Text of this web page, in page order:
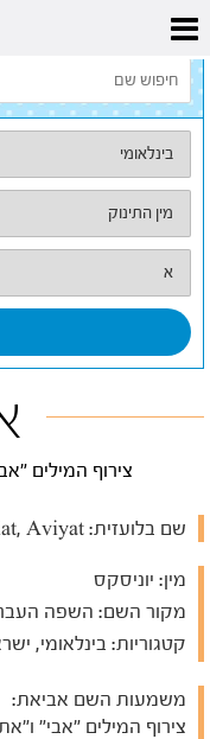
דף הבית
צירוף המילים
שם בלועזית:
מין: יוניסקס
מקור השם: השפה
קטגוריות: בינלאומי,
משמעות השם אביאת:
צירוף המילים "אבי"